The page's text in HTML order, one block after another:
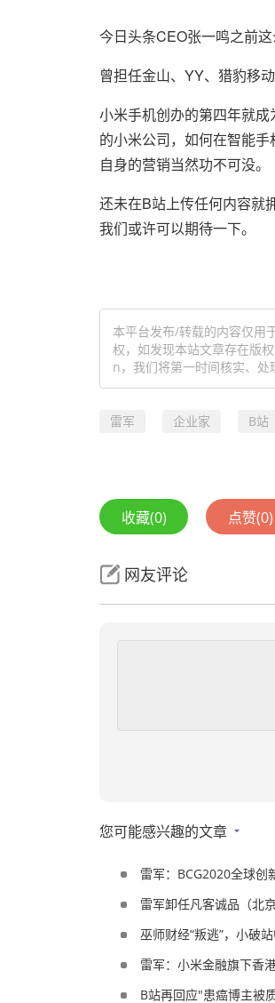
今日头条CEO张一鸣之前
曾担任金山、YY、猎豹移
小米手机创办的第四年就
的小米公司，如何在智能
自身的营销当然功不可没。
还未在B站上传任何内容就
我们或许可以期待一下。
本平台发布/转载的内容仅用
权，如发现本站文章存在版
n，我们将第一时间核实、处
雷军 企业家 B站
收藏(0) 点赞(0)
网友评论
您可能感兴趣的文章
雷军：BCG2020全球创
雷军卸任凡客诚品（北
巫师财经“叛逃”，小破
雷军：小米金融旗下香
B站再回应"患癌博主被